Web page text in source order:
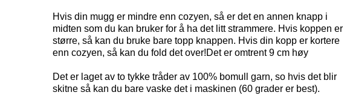
Hvis din mugg er mindre enn cozyen, så er det en annen knapp i
midten som du kan bruker for å ha det litt strammere. Hvis koppen er
større, så kan du bruke bare topp knappen. Hvis din kopp er kortere
enn cozyen, så kan du fold det over!Det er omtrent 9 cm høy
Det er laget av to tykke tråder av 100% bomull garn, so hvis det blir
skitne så kan du bare vaske det i maskinen (60 grader er best).